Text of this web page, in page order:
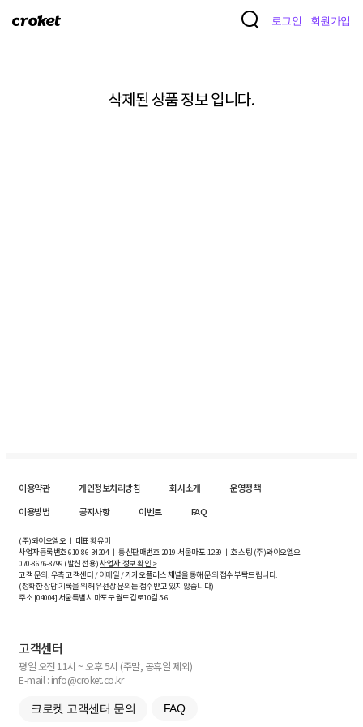
크
로그인 회원가입
삭제된 상품 정보 입니다.
이용약관 개인정보처리방침 회사소개
운영정책
이용방법
공지사항 이벤트 FAQ
(주)와이오엘오 ㅣ 대표 황유미
사업자등록번호610-86-34204ㅣ 통신판매번호 2019-서울마포-1239 ㅣ 호스팅 (주)와이오엘오
070-8676-8799 (발신 전용)사업자 정보 확인 >
고객 문의: 우측 고객센터 / 이메일 / 카카오플러스 채널을 통해 문의 접수 부탁드립니다.
(정확한 상담 기록을 위해 유선상 문의는 접수받고 있지 않습니다)
주소 [04004] 서울특별시 마포구 월드컵로10길5-6
고객센터
평일 오전 11시 ~ 오후 5시 (주말, 공휴일 제외)
E-mail : info@croket.co.kr
크로켓 고객센터 문의 FAQ